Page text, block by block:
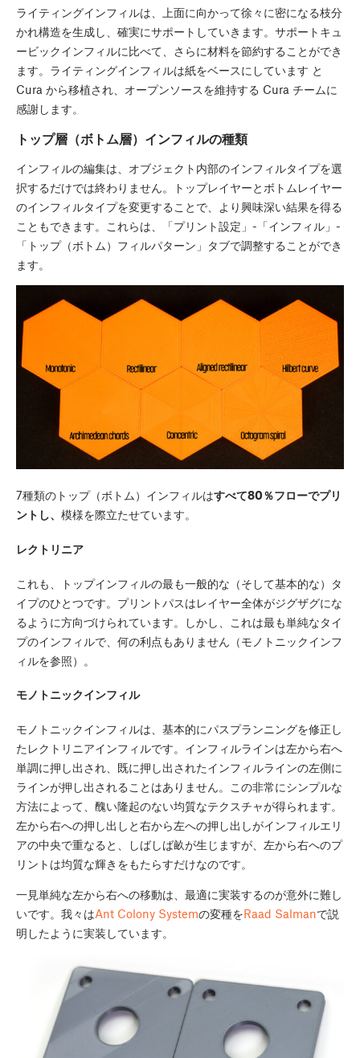
ライティングインフィルは、上面に向かって徐々に密になる枝分
かれ構造を生成し、確実にサポートしていきます。サポートキュ
ービックインフィルに比べて、さらに材料を節約することができ
ます。ライティングインフィルは紙をベースにしています と
Cura から移植され、オープンソースを維持する Cura チームに
感謝します。
トップ層（ボトム層）インフィルの種類
インフィルの編集は、オブジェクト内部のインフィルタイプを選
択するだけでは終わりません。トップレイヤーとボトムレイヤー
のインフィルタイプを変更することで、より興味深い結果を得る
こともできます。これらは、「プリント設定」-「インフィル」-
「トップ（ボトム）フィルパターン」タブで調整することができ
ます。
7種類のトップ（ボトム）インフィルはすべて80％フローでプリ
ントし、 模様を際立たせています。
レクトリニア
これも、トップインフィルの最も一般的な（そして基本的な）タ
イプのひとつです。プリントパスはレイヤー全体がジグザグにな
るように方向づけられています。しかし、これは最も単純なタイ
プのインフィルで、何の利点もありません（モノトニックインフ
ィルを参照）。
モノトニックインフィル
モノトニックインフィルは、基本的にパスプランニングを修正し
たレクトリニアインフィルです。インフィルラインは左から右へ
単調に押し出され、既に押し出されたインフィルラインの左側に
ラインが押し出されることはありません。この非常にシンプルな
方法によって、醜い隆起のない均質なテクスチャが得られます。
左から右への押し出しと右から左への押し出しがインフィルエリ
アの中央で重なると、しばしば畝が生じますが、左から右へのプ
リントは均質な輝きをもたらすだけなのです。
一見単純な左から右への移動は、最適に実装するのが意外に難し
いです。我々はAnt Colony Systemの変種をRaad Salmanで説
明したように実装しています。